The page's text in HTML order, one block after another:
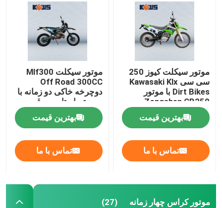
موتور سیکلت کیوز 250
سی سی Kawasaki Klx
Dirt Bikes با موتور
Zongshen CB250
بهترین قیمت
تماس با ما
موتور سیکلت Mlf300
Off Road 300CC
دوچرخه خاکی دو زمانه با
سیستم استارت برقی
بهترین قیمت
تماس با ما
موتور کراس چهار زمانه (27)